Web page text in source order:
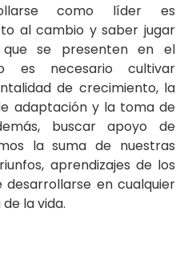
como líder es
al cambio y saber jugar
que se presenten en el
es necesario cultivar
de crecimiento, la
adaptación y la toma de
buscar apoyo de
la suma de nuestras
aprendizajes de los
en cualquier
la vida.